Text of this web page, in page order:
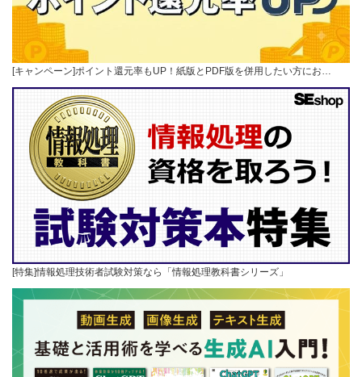
[キャンペーン]ポイント還元率もUP！紙版とPDF版を併用したい方にお…
[特集]情報処理技術者試験対策なら「情報処理教科書シリーズ」